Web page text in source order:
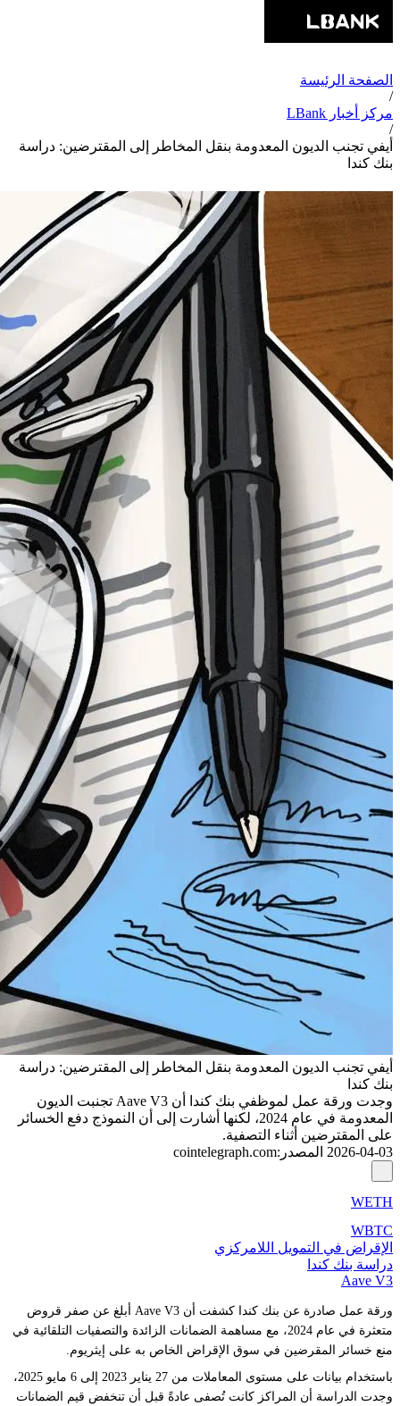
الصفحة الرئيسة
/
مركز أخبار LBank
/
أيفي تجنب الديون المعدومة بنقل المخاطر إلى المقترضين: دراسة
بنك كندا
أيفي تجنب الديون المعدومة بنقل المخاطر إلى المقترضين: دراسة
بنك كندا
وجدت ورقة عمل لموظفي بنك كندا أن Aave V3 تجنبت الديون
المعدومة في عام 2024، لكنها أشارت إلى أن النموذج دفع الخسائر
على المقترضين أثناء التصفية.
2026-04-03 المصدر :
cointelegraph.com
WETH
WBTC
الإقراض في التمويل اللامركزي
دراسة بنك كندا
Aave V3
ورقة عمل صادرة عن بنك كندا كشفت أن Aave V3 أبلغ عن صفر قروض
متعثرة في عام 2024، مع مساهمة الضمانات الزائدة والتصفيات التلقائية في
منع خسائر المقرضين في سوق الإقراض الخاص به على إيثريوم.
باستخدام بيانات على مستوى المعاملات من 27 يناير 2023 إلى 6 مايو 2025،
وجدت الدراسة أن المراكز كانت تُصفى عادةً قبل أن تنخفض قيم الضمانات